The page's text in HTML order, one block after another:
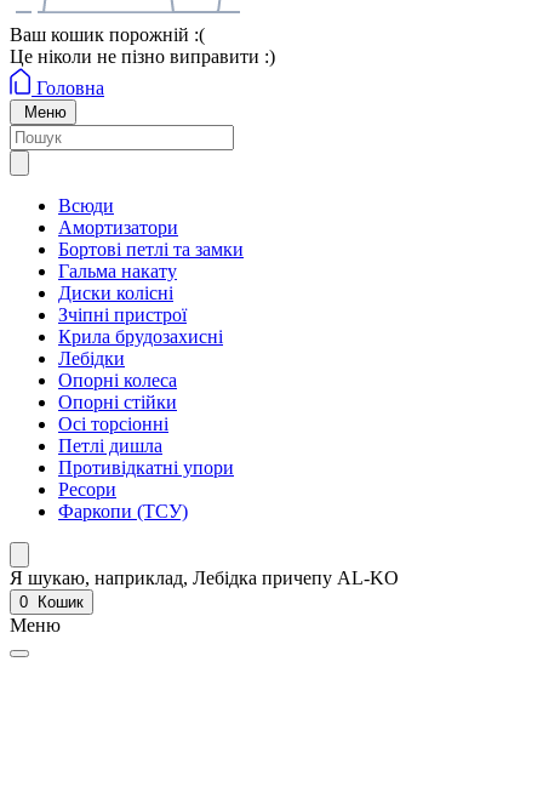
Ваш кошик порожній :(
Це ніколи не пізно виправити :)
Головна
Меню
Всюди
Амортизатори
Бортові петлі та замки
Гальма накату
Диски колісні
Зчіпні пристрої
Крила брудозахисні
Лебідки
Опорні колеса
Опорні стійки
Осі торсіонні
Петлі дишла
Противідкатні упори
Ресори
Фаркопи (ТСУ)
Я шукаю, наприклад, Лебідка причепу AL-KO
0 Кошик
Меню